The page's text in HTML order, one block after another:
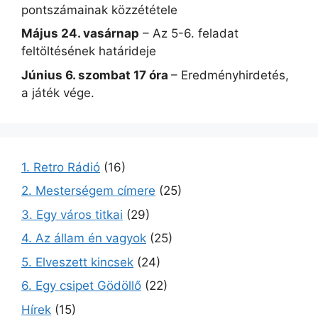
pontszámainak közzététele
Május 24. vasárnap – Az 5-6. feladat
feltöltésének határideje
Június 6. szombat 17 óra – Eredményhirdetés,
a játék vége.
1. Retro Rádió (16)
2. Mesterségem címere (25)
3. Egy város titkai (29)
4. Az állam én vagyok (25)
5. Elveszett kincsek (24)
6. Egy csipet Gödöllő (22)
Hírek (15)